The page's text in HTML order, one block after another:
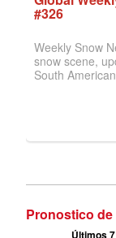
Pronostico
Últimos